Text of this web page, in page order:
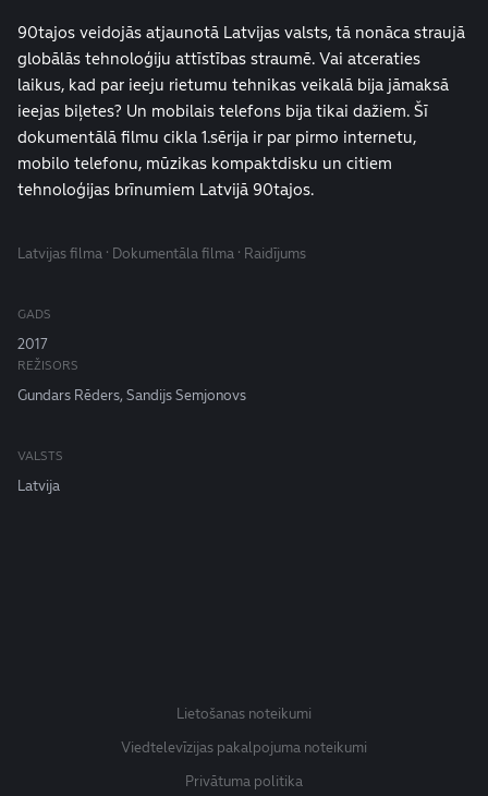
90tajos veidojās atjaunotā Latvijas valsts, tā nonāca straujā
globālās tehnoloģiju attīstības straumē. Vai atceraties
laikus, kad par ieeju rietumu tehnikas veikalā bija jāmaksā
ieejas biļetes? Un mobilais telefons bija tikai dažiem. Šī
dokumentālā filmu cikla 1.sērija ir par pirmo internetu,
mobilo telefonu, mūzikas kompaktdisku un citiem
tehnoloģijas brīnumiem Latvijā 90tajos.
Latvijas filma · Dokumentāla filma · Raidījums
GADS
2017
REŽISORS
Gundars Rēders, Sandijs Semjonovs
VALSTS
Latvija
Lietošanas noteikumi
Viedtelevīzijas pakalpojuma noteikumi
Privātuma politika